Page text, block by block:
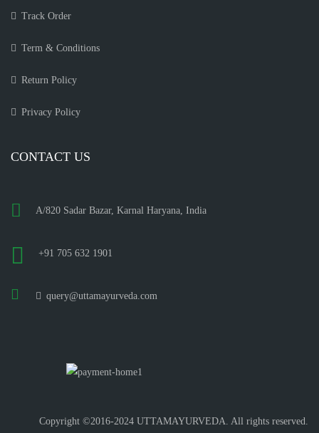
Track Order
Term & Conditions
Return Policy
Privacy Policy
CONTACT US
A/820 Sadar Bazar, Karnal Haryana, India
+91 705 632 1901
query@uttamayurveda.com
Copyright ©2016-2024 UTTAMAYURVEDA. All rights reserved.